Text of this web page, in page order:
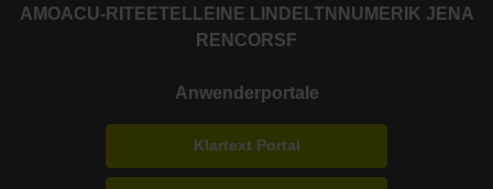
AMOACU-RITE ETEL LEINE LINDE LTN NUMERIK JENA
RENCORSF
Anwenderportale
Klartext Portal